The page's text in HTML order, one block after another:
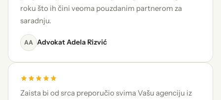
roku što ih čini veoma pouzdanim partnerom za
saradnju.
AA Advokat Adela Rizvić
Zaista bi od srca preporučio svima Vašu agenciju iz